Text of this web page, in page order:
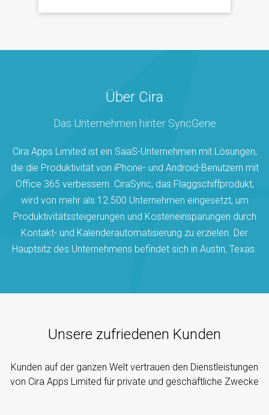
Über Cira
Das Unternehmen hinter SyncGene
Cira Apps Limited ist ein SaaS-Unternehmen mit Lösungen,
die die Produktivität von iPhone- und Android-Benutzern mit
Office 365 verbessern. CiraSync, das Flaggschiffprodukt,
wird von mehr als 12.500 Unternehmen eingesetzt, um
Produktivitätssteigerungen und Kosteneinsparungen durch
Kontakt- und Kalenderautomatisierung zu erzielen. Der
Hauptsitz des Unternehmens befindet sich in Austin, Texas.
Unsere zufriedenen Kunden
Kunden auf der ganzen Welt vertrauen den Dienstleistungen
von Cira Apps Limited für private und geschäftliche Zwecke